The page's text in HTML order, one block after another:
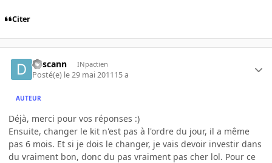
Citer
descann INpactien
Posté(e) le 29 mai 201115 a
AUTEUR
Déjà, merci pour vos réponses :)
Ensuite, changer le kit n'est pas à l'ordre du jour, il a même
pas 6 mois. Et si je dois le changer, je vais devoir investir dans
du vraiment bon, donc du pas vraiment pas cher lol. Pour ce